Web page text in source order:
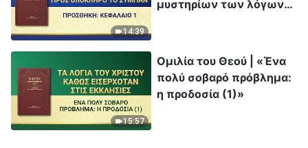
14:39
μυστηρίων των λόγων
Κεφάλαιο 1»
15:57
Ομιλία του Θεού | «Ένα
πολύ σοβαρό πρόβλημα:
η προδοσία (1)»